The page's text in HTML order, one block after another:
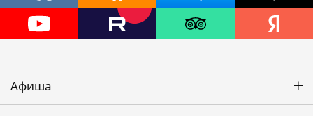
Афиша